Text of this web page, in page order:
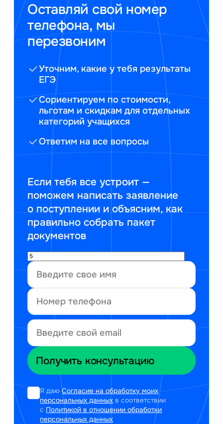
Оставляй свой номер
телефона, мы
перезвоним
Уточним, какие у тебя результаты
ЕГЭ
Сориентируем по стоимости,
льготам и скидкам для отдельных
категорий учащихся
Ответим на все вопросы
Если тебя все устроит —
поможем написать заявление
о поступлении и объясним, как
правильно собрать пакет
документов
Я даюСогласие на обработку моих
персональных данных в соответствии
с Политикой в отношении обработки
персональных данных